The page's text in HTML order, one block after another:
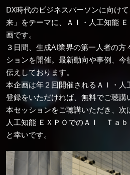
DX時代のビジネスパーソンに向け
来」をテーマに、ＡＩ・人工知能
画です。
３日間、生成AI業界の第一人者の方
ションを開催。最新動向や事例、
伝えしております。
本企画は年２回開催されるＡＩ・
登録をいただければ、無料でご聴講
本セッションをご聴講いただき、次
人工知能 ＥＸＰＯでのＡＩ Ｔａ
と幸いです。